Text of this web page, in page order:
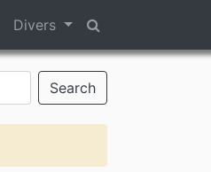
Divers
Search